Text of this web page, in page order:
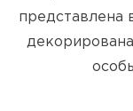
представлена